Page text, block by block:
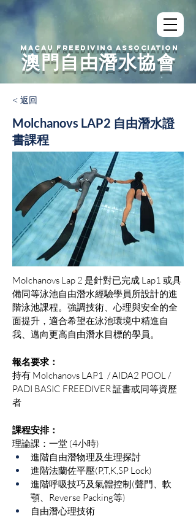
澳門自由潛水協會
MACAU FREEDIVING ASSOCIATION
< 返回
Molchanovs LAP2 自由潛水證
書課程
Molchanovs Lap 2 是針對已完成 Lap1 或具
備同等泳池自由潛水經驗學員所設計的進
階泳池課程。強調技術、心理與安全的全
面提升，適合希望在泳池環境中精進自
我、邁向更高自由潛水目標的學員。
報名要求：
持有 Molchanovs LAP1  / AIDA2 POOL /
PADI BASIC FREEDIVER 証書或同等資歷
者
​課程安排：
理論課：一堂 (4小時)
進階自由潛物理及生理探討
進階法蘭佐平壓(P,T,K,SP Lock)
進階呼吸技巧及氣體控制(聲門、軟
顎、Reverse Packing等)
自由潛心理技術